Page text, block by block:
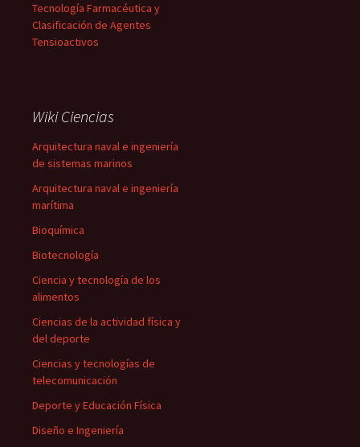
Tecnología Farmacéutica y
Clasificación de Agentes
Tensioactivos
Wiki Ciencias
Arquitectura naval e ingeniería
de sistemas marinos
Arquitectura naval e ingeniería
marítima
Bioquímica
Biotecnología
Ciencia y tecnología de los
alimentos
Ciencias de la actividad física y
del deporte
Ciencias y tecnologías de
telecomunicación
Deporte y Educación Física
Diseño e Ingeniería